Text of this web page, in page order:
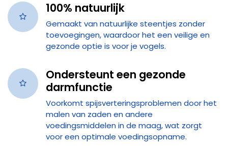
100% natuurlijk
Gemaakt van natuurlijke steentjes zonder
toevoegingen, waardoor het een veilige en
gezonde optie is voor je vogels.
Ondersteunt een gezonde
darmfunctie
Voorkomt spijsverteringsproblemen door het
malen van zaden en andere
voedingsmiddelen in de maag, wat zorgt
voor een optimale voedingsopname.